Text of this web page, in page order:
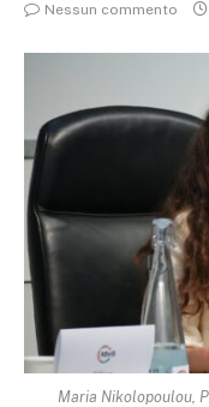
Nessun commento
Maria Nikolopoulou,